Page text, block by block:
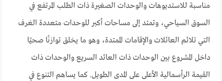
مناسبة للاستديوهات والوحدات الصغيرة ذات الطلب المرتفع في
السوق السياحي، وتمتد إلى مساحات أكبر للوحدات متعددة الغرف
التي تلائم العائلات والإقامات الممتدة، وهو ما يخلق توازنًا صحيًا
داخل المشروع بين الوحدات ذات العائد السريع والوحدات ذات
القيمة الرأسمالية الأعلى على المدى الطويل. كما يساهم التنوع في